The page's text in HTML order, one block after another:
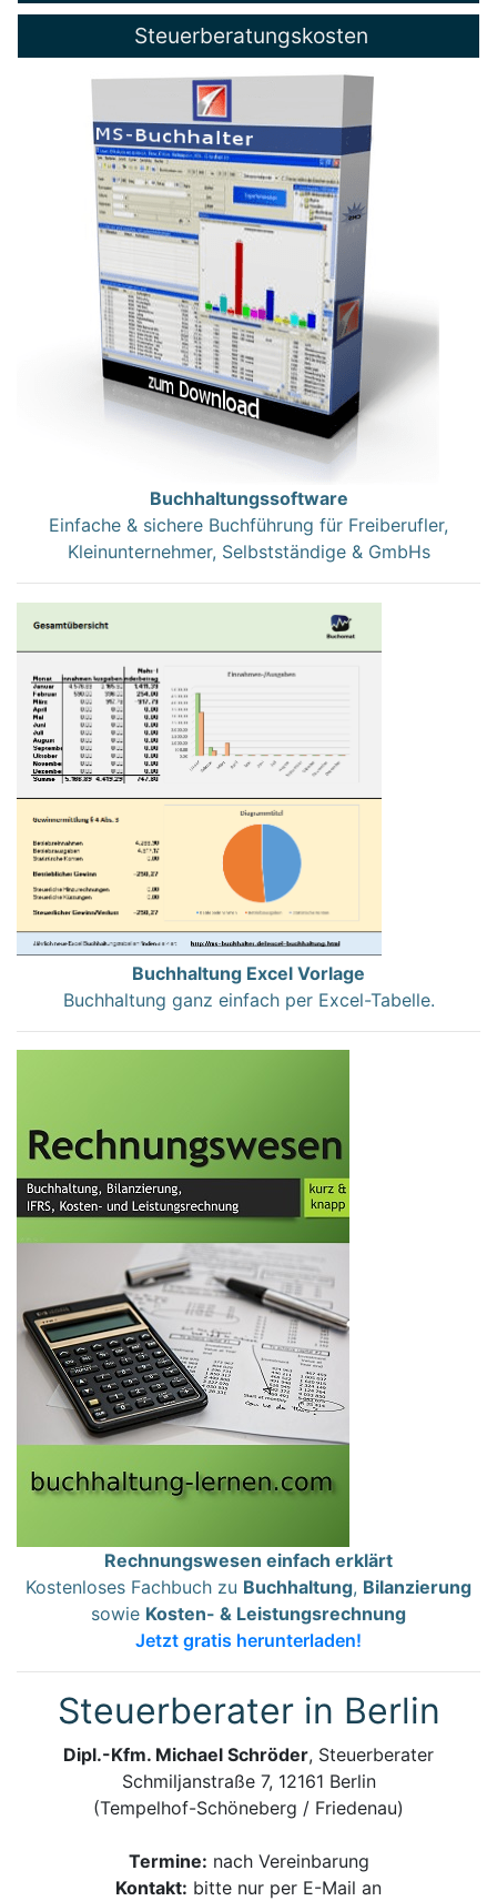
Steuerberatungskosten
Buchhaltungssoftware
Einfache & sichere Buchführung für Freiberufler,
Kleinunternehmer, Selbstständige & GmbHs
Buchhaltung Excel Vorlage
Buchhaltung ganz einfach per Excel-Tabelle.
Rechnungswesen einfach erklärt
Kostenloses Fachbuch zu Buchhaltung, Bilanzierung
sowie Kosten- & Leistungsrechnung
Jetzt gratis herunterladen!
Steuerberater in Berlin
Dipl.-Kfm. Michael Schröder, Steuerberater
Schmiljanstraße 7, 12161 Berlin
(Tempelhof-Schöneberg / Friedenau)
Termine: nach Vereinbarung
Kontakt: bitte nur per E-Mail an